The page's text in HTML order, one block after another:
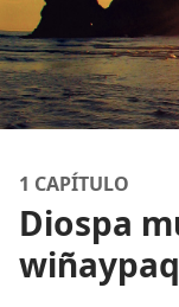
1 CAPÍTULO
Diospa